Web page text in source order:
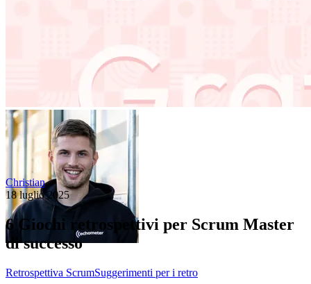
Christian
18 luglio 2025
6 Giochi retrospettivi per Scrum Master
di successo
Retrospettiva ScrumSuggerimenti per i retro